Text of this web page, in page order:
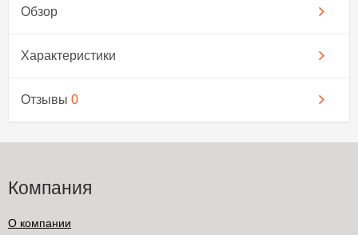
Обзор
Характеристики
Отзывы 0
Компания
О компании